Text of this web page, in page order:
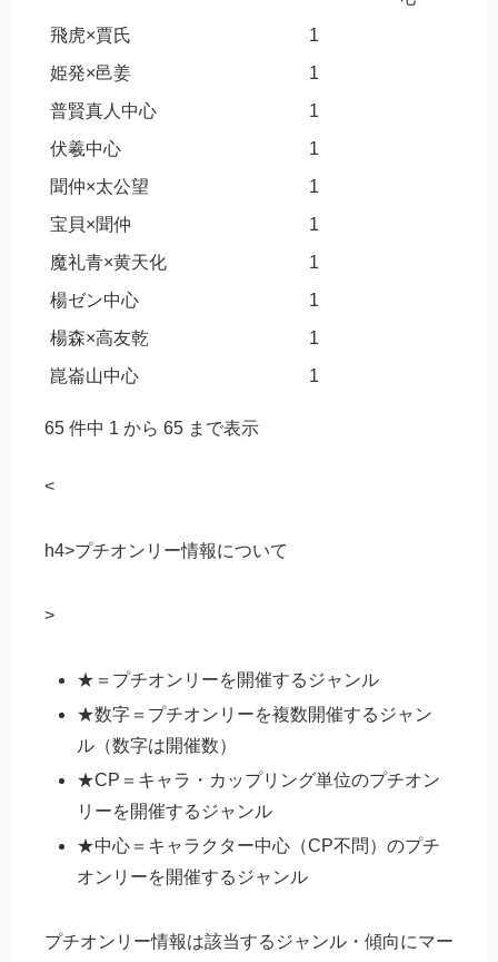
飛虎×賈氏
1
姫発×邑姜
1
普賢真人中心
1
伏羲中心
1
聞仲×太公望
1
宝貝×聞仲
1
魔礼青×黄天化
1
楊ゼン中心
1
楊森×高友乾
1
崑崙山中心
1
65 件中 1 から 65 まで表示
<
h4>プチオンリー情報について
>
★＝プチオンリーを開催するジャンル
★数字＝プチオンリーを複数開催するジャン
ル（数字は開催数）
★CP＝キャラ・カップリング単位のプチオン
リーを開催するジャンル
★中心＝キャラクター中心（CP不問）のプチ
オンリーを開催するジャンル
プチオンリー情報は該当するジャンル・傾向にマー